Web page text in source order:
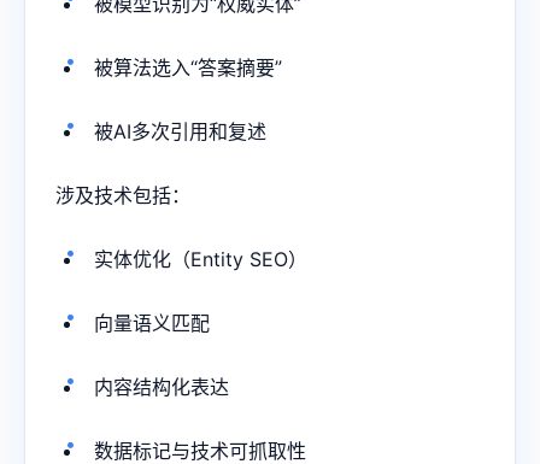
被算法选入“答案摘要”
被AI多次引用和复述
涉及技术包括：
实体优化（Entity SEO）
向量语义匹配
内容结构化表达
数据标记与技术可抓取性